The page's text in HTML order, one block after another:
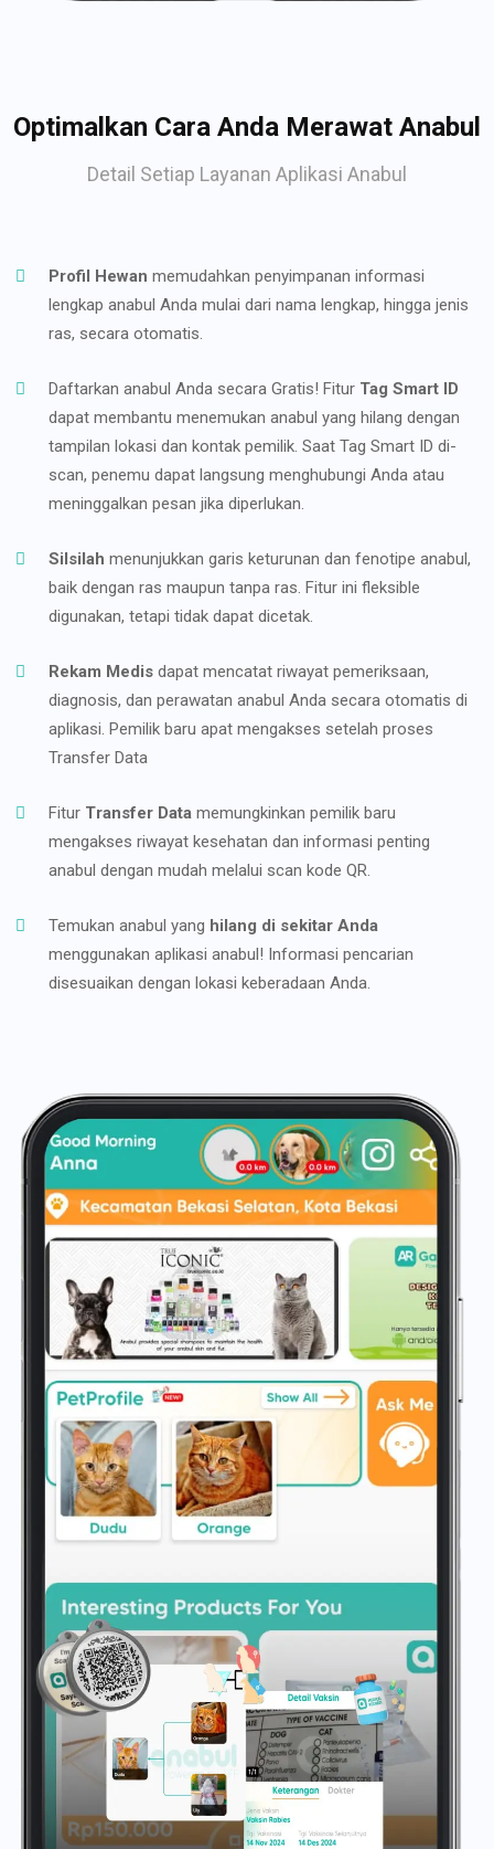
Optimalkan Cara Anda Merawat Anabul
Detail Setiap Layanan Aplikasi Anabul
Profil Hewan memudahkan penyimpanan informasi
lengkap anabul Anda mulai dari nama lengkap, hingga jenis
ras, secara otomatis.
Daftarkan anabul Anda secara Gratis! Fitur Tag Smart ID
dapat membantu menemukan anabul yang hilang dengan
tampilan lokasi dan kontak pemilik. Saat Tag Smart ID di-
scan, penemu dapat langsung menghubungi Anda atau
meninggalkan pesan jika diperlukan.
Silsilah menunjukkan garis keturunan dan fenotipe anabul,
baik dengan ras maupun tanpa ras. Fitur ini fleksible
digunakan, tetapi tidak dapat dicetak.
Rekam Medis dapat mencatat riwayat pemeriksaan,
diagnosis, dan perawatan anabul Anda secara otomatis di
aplikasi. Pemilik baru apat mengakses setelah proses
Transfer Data
Fitur Transfer Data memungkinkan pemilik baru
mengakses riwayat kesehatan dan informasi penting
anabul dengan mudah melalui scan kode QR.
Temukan anabul yang hilang di sekitar Anda
menggunakan aplikasi anabul! Informasi pencarian
disesuaikan dengan lokasi keberadaan Anda.